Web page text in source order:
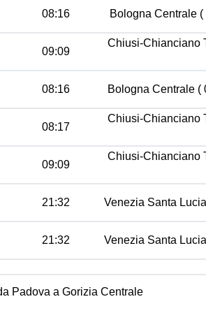
08:16 Bologna Centrale
09:09
Chiusi-Chianciano
08:16 Bologna Centrale (
08:17
Chiusi-Chianciano
09:09
Chiusi-Chianciano
21:32 Venezia Santa
21:32 Venezia Santa
Padova a Gorizia Centrale